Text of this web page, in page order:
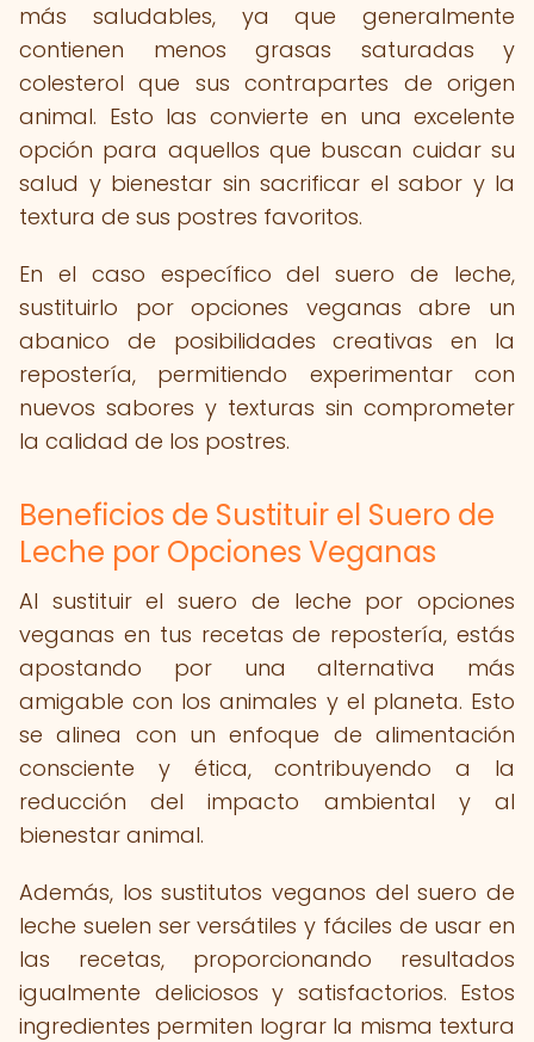
más saludables, ya que generalmente
contienen menos grasas saturadas y
colesterol que sus contrapartes de origen
animal. Esto las convierte en una excelente
opción para aquellos que buscan cuidar su
salud y bienestar sin sacrificar el sabor y la
textura de sus postres favoritos.
En el caso específico del suero de leche,
sustituirlo por opciones veganas abre un
abanico de posibilidades creativas en la
repostería, permitiendo experimentar con
nuevos sabores y texturas sin comprometer
la calidad de los postres.
Beneficios de Sustituir el Suero de
Leche por Opciones Veganas
Al sustituir el suero de leche por opciones
veganas en tus recetas de repostería, estás
apostando por una alternativa más
amigable con los animales y el planeta. Esto
se alinea con un enfoque de alimentación
consciente y ética, contribuyendo a la
reducción del impacto ambiental y al
bienestar animal.
Además, los sustitutos veganos del suero de
leche suelen ser versátiles y fáciles de usar en
las recetas, proporcionando resultados
igualmente deliciosos y satisfactorios. Estos
ingredientes permiten lograr la misma textura